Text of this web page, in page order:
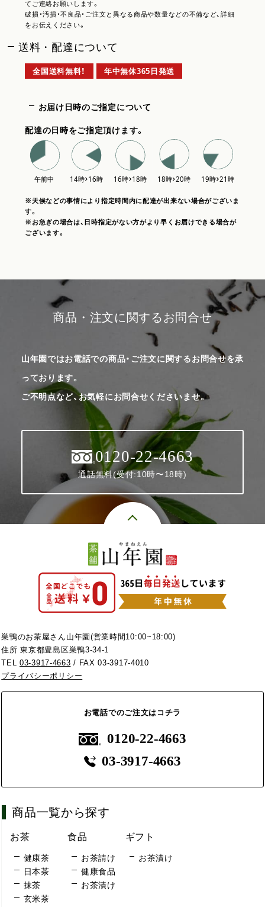
てご連絡お願いします。
破損・汚損・不良品・ご注文と異なる商品や数量などの不備など、詳細
をお伝えください。
送料・配達について
全国送料無料！ 年中無休365日発送
お届け日時のご指定について
配達の日時をご指定頂けます。
※天候などの事情により指定時間内に配達が出来ない場合がございま
す。
※お急ぎの場合は、日時指定がない方がより早くお届けできる場合が
ございます。
商品・注文に関するお問合せ
山年園ではお電話での商品・ご注文に関するお問合せを承
っております。
ご不明点など、お気軽にお問合せくださいませ。
0120-22-4663
通話無料(受付:10時〜18時)
巣鴨のお茶屋さん山年園(営業時間10:00~18:00)
住所 東京都豊島区巣鴨3-34-1
TEL03-3917-4663 / FAX 03-3917-4010
プライバシーポリシー
お電話でのご注文はコチラ
0120-22-4663
03-3917-4663
商品一覧から探す
お茶
健康茶
日本茶
抹茶
玄米茶
食品
お茶請け
健康食品
お茶漬け
ギフト
お茶漬け